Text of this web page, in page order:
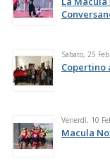
Sabato, 25
Copertino
Venerdì, 10
Macula